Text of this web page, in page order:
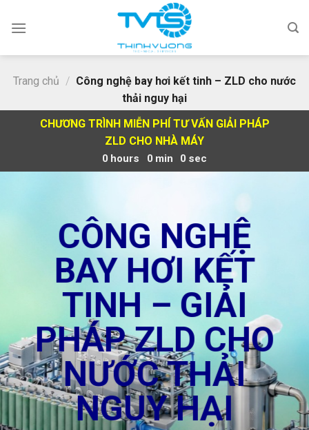
Trang chủ / Công nghệ bay hơi kết tinh – ZLD cho nước
thải nguy hại
CHƯƠNG TRÌNH MIỄN PHÍ TƯ VẤN GIẢI PHÁP
ZLD CHO NHÀ MÁY
0 hours 0 min 0 sec
CÔNG NGHỆ
BAY HƠI KẾT
TINH – GIẢI
PHÁP ZLD CHO
NƯỚC THẢI
NGUY HẠI